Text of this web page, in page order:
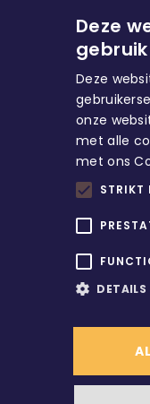
© Copyright
Deze
Deze
onze
met alle
met ons
STRIKT
DETAILS